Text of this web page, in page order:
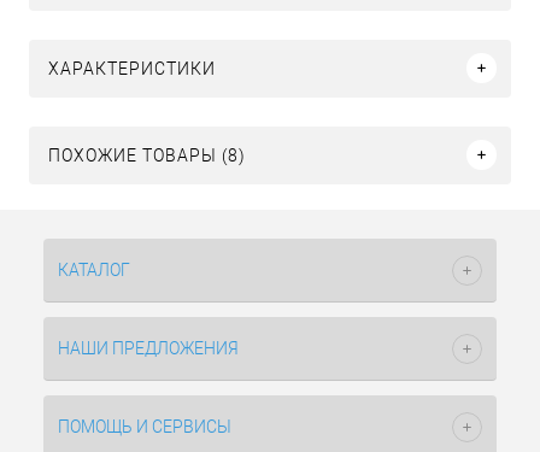
ХАРАКТЕРИСТИКИ
ПОХОЖИЕ ТОВАРЫ (8)
КАТАЛОГ
НАШИ ПРЕДЛОЖЕНИЯ
ПОМОЩЬ И СЕРВИСЫ